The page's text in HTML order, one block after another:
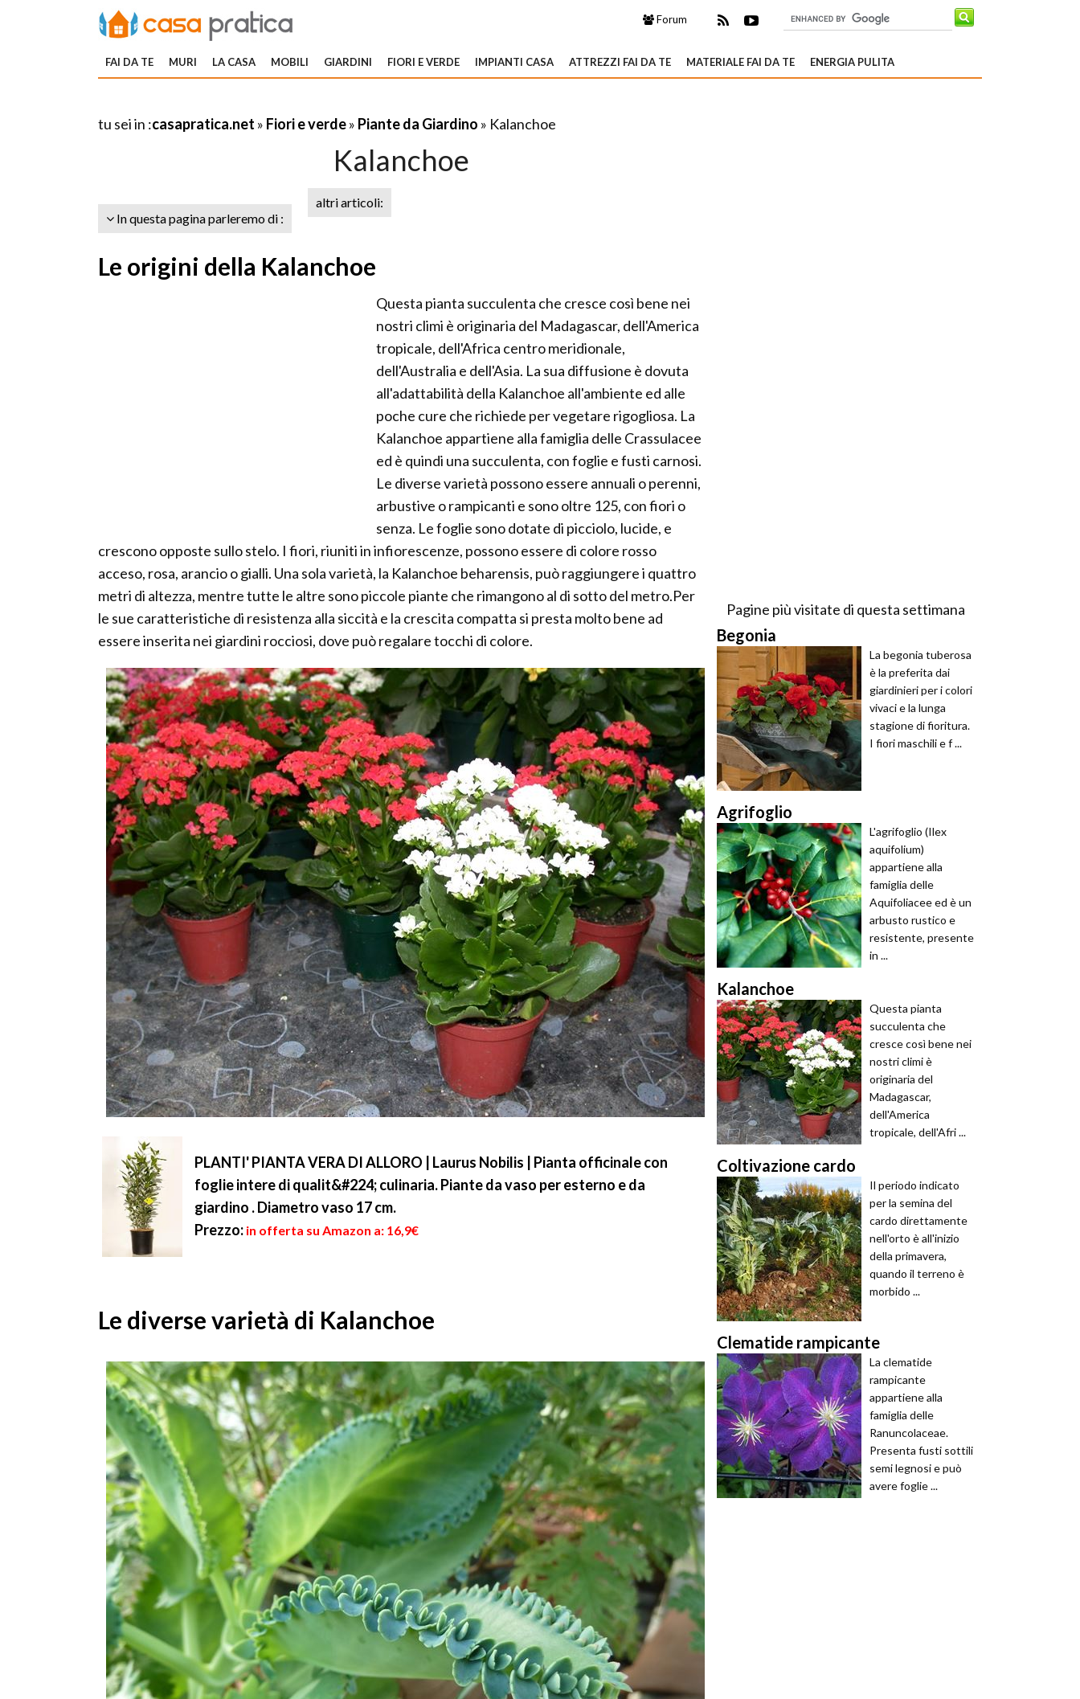
Forum
FAI DA TE MURI LA CASA MOBILI GIARDINI FIORI E VERDE IMPIANTI CASA ATTREZZI FAI DA TE MATERIALE FAI DA TE ENERGIA PULITA
tu sei in :casapratica.net » Fiori e verde» Piante da Giardino » Kalanchoe
Kalanchoe
In questa pagina parleremo di :
altri articoli:
Le origini della Kalanchoe
Questa pianta succulenta che cresce così bene nei
nostri climi è originaria del Madagascar, dell'America
tropicale, dell'Africa centro meridionale,
dell'Australia e dell'Asia. La sua diffusione è dovuta
all'adattabilità della Kalanchoe all'ambiente ed alle
poche cure che richiede per vegetare rigogliosa. La
Kalanchoe appartiene alla famiglia delle Crassulacee
ed è quindi una succulenta, con foglie e fusti carnosi.
Le diverse varietà possono essere annuali o perenni,
arbustive o rampicanti e sono oltre 125, con fiori o
senza. Le foglie sono dotate di picciolo, lucide, e
crescono opposte sullo stelo. I fiori, riuniti in infiorescenze, possono essere di colore rosso
acceso, rosa, arancio o gialli. Una sola varietà, la Kalanchoe beharensis, può raggiungere i quattro
metri di altezza, mentre tutte le altre sono piccole piante che rimangono al di sotto del metro.Per
le sue caratteristiche di resistenza alla siccità e la crescita compatta si presta molto bene ad
essere inserita nei giardini rocciosi, dove può regalare tocchi di colore.
PLANTI' PIANTA VERA DI ALLORO | Laurus Nobilis | Pianta officinale con
foglie intere di qualit&#224; culinaria. Piante da vaso per esterno e da
giardino . Diametro vaso 17 cm.
Prezzo: in offerta su Amazon a: 16,9€
Le diverse varietà di Kalanchoe
Pagine più visitate di questa settimana
Begonia
La begonia tuberosa
è la preferita dai
giardinieri per i colori
vivaci e la lunga
stagione di fioritura.
I fiori maschili e f ...
Agrifoglio
L'agrifoglio (Ilex
aquifolium)
appartiene alla
famiglia delle
Aquifoliacee ed è un
arbusto rustico e
resistente, presente
in ...
Kalanchoe
Questa pianta
succulenta che
cresce così bene nei
nostri climi è
originaria del
Madagascar,
dell'America
tropicale, dell'Afri ...
Coltivazione cardo
Il periodo indicato
per la semina del
cardo direttamente
nell'orto è all'inizio
della primavera,
quando il terreno è
morbido ...
Clematide rampicante
La clematide
rampicante
appartiene alla
famiglia delle
Ranuncolaceae.
Presenta fusti sottili
semi legnosi e può
avere foglie ...